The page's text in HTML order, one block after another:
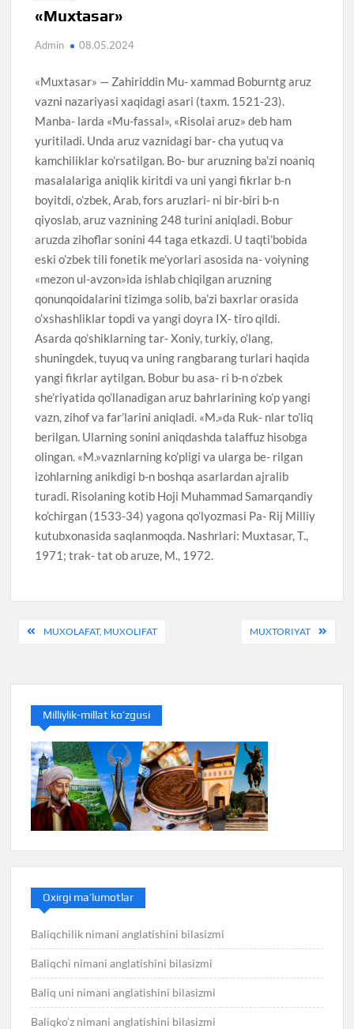
«Muxtasar»
Admin 08.05.2024
«Muxtasar» — Zahiriddin Mu- xammad Boburntg aruz
vazni nazariyasi xaqidagi asari (taxm. 1521-23).
Manba- larda «Mu-fassal», «Risolai aruz» deb ham
yuritiladi. Unda aruz vaznidagi bar- cha yutuq va
kamchiliklar ko’rsatilgan. Bo- bur aruzning ba’zi noaniq
masalalariga aniqlik kiritdi va uni yangi fikrlar b-n
boyitdi, o’zbek, Arab, fors aruzlari- ni bir-biri b-n
qiyoslab, aruz vaznining 248 turini aniqladi. Bobur
aruzda zihoflar sonini 44 taga etkazdi. U taqti’bobida
eski o’zbek tili fonetik me’yorlari asosida na- voiyning
«mezon ul-avzon»ida ishlab chiqilgan aruzning
qonunqoidalarini tizimga solib, ba’zi baxrlar orasida
o’xshashliklar topdi va yangi doyra IX- tiro qildi.
Asarda qo’shiklarning tar- Xoniy, turkiy, o’lang,
shuningdek, tuyuq va uning rangbarang turlari haqida
yangi fikrlar aytilgan. Bobur bu asa- ri b-n o’zbek
she’riyatida qo’llanadigan aruz bahrlarining ko’p yangi
vazn, zihof va far’larini aniqladi. «M.»da Ruk- nlar to’liq
berilgan. Ularning sonini aniqdashda talaffuz hisobga
olingan. «M.»vaznlarning ko’pligi va ularga be- rilgan
izohlarning anikdigi b-n boshqa asarlardan ajralib
turadi. Risolaning kotib Hoji Muhammad Samarqandiy
ko’chirgan (1533-34) yagona qo’lyozmasi Pa- Rij Milliy
kutubxonasida saqlanmoqda. Nashrlari: Muxtasar, T.,
1971; trak- tat ob aruze, M., 1972.
PostMUXOLAFAT, MUXOLIFAT MUXTORIYAT
Milliylik-millat ko’zgusi
Oxirgi ma’lumotlar
Baliqchilik nimani anglatishini bilasizmi
Baliqchi nimani anglatishini bilasizmi
Baliq uni nimani anglatishini bilasizmi
Baliqko’z nimani anglatishini bilasizmi